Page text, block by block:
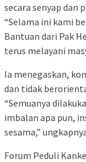
secara senyap dan
“Selama ini kami
Bantuan dari Pak
terus melayani
Ia menegaskan,
dan tidak
“Semuanya
imbalan apa pun,
sesama,”
Forum Peduli